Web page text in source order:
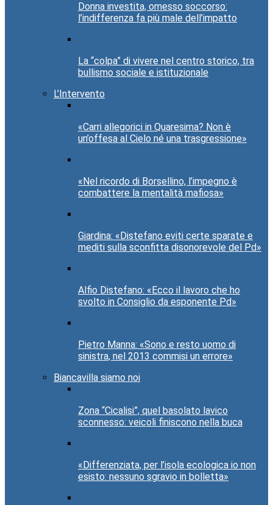
Donna investita, omesso soccorso:
l’indifferenza fa più male dell’impatto
La “colpa” di vivere nel centro storico, tra
bullismo sociale e istituzionale
L’Intervento
«Carri allegorici in Quaresima? Non è
un’offesa al Cielo né una trasgressione»
«Nel ricordo di Borsellino, l’impegno è
combattere la mentalità mafiosa»
Giardina: «Distefano eviti certe sparate e
mediti sulla sconfitta disonorevole del Pd»
Alfio Distefano: «Ecco il lavoro che ho
svolto in Consiglio da esponente Pd»
Pietro Manna: «Sono e resto uomo di
sinistra, nel 2013 commisi un errore»
Biancavilla siamo noi
Zona “Cicalisi”, quel basolato lavico
sconnesso: veicoli finiscono nella buca
«Differenziata, per l’isola ecologica io non
esisto: nessuno sgravio in bolletta»